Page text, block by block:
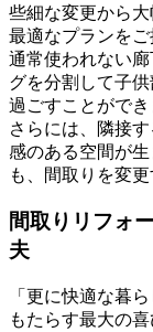
些細な変更から
最適なプランをご
通常使われない
グを分割して子
過ごすことができ
さらには、隣接
感のある空間が
も、間取りを変
間取りリフォ
夫
「更に快適な暮
もたらす最大の喜